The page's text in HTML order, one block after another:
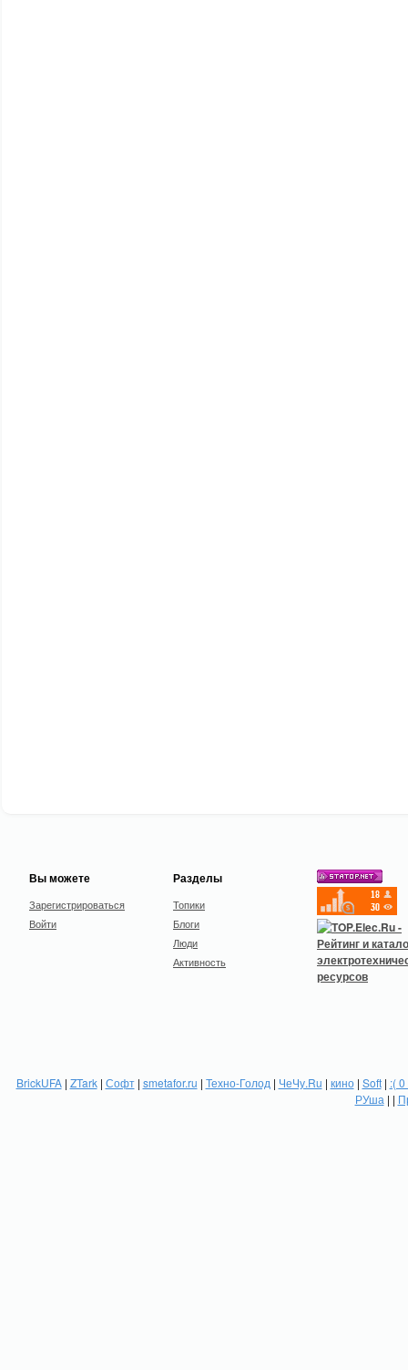
Вы можете
Зарегистрироваться
Войти
Разделы
Топики
Блоги
Люди
Активность
BrickUFA| ZTark| Софт| smetafor.ru | Техно-Голод | ЧеЧу.Ru | кино| Soft| :(
РУша | |